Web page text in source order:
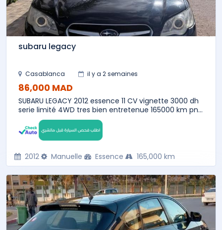
subaru legacy
Casablanca il y a 2 semaines
86,000 MAD
SUBARU LEGACY 2012 essence 11 CV vignette 3000 dh
serie limité 4WD tres bien entretenue 165000 km pn...
2012 Manuelle Essence 165,000 km